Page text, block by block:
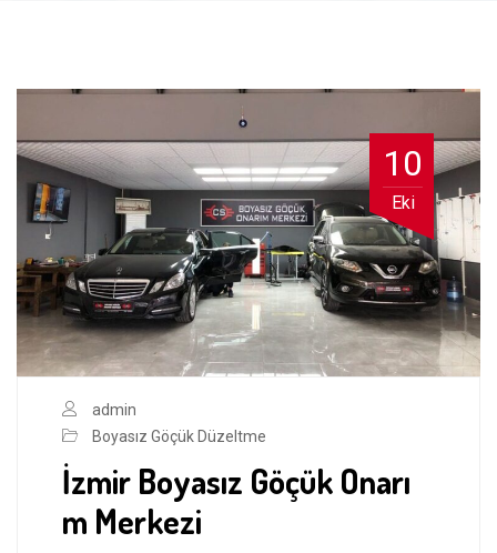
10
Eki
admin
Boyasız Göçük Düzeltme
İzmir Boyasız Göçük Onarı
m Merkezi